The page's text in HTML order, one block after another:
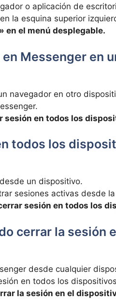
o aplicación de
la esquina superior
en el menú desplegable.
Messenger en
navegador en otro
sesión en todos los
todos los
un dispositivo.
sesiones activas desde
sesión en todos los
cerrar la sesión
desde cualquier
en todos los
la sesión en el